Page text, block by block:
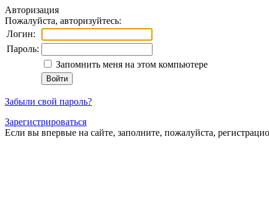
Авторизация
Пожалуйста, авторизуйтесь:
Логин:
Пароль:
Запомнить меня на этом компьютере
Забыли свой пароль?
Зарегистрироваться
Если вы впервые на сайте, заполните, пожалуйста,